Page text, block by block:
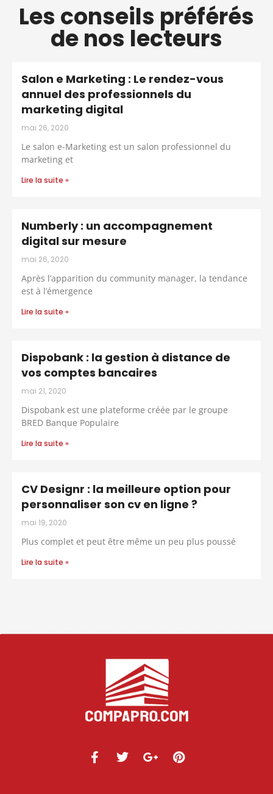
Les conseils préférés
de nos lecteurs
Salon e Marketing : Le rendez-vous
annuel des professionnels du
marketing digital
mai 26, 2020
Le salon e-Marketing est un salon professionnel du
marketing et
Lire la suite »
Numberly : un accompagnement
digital sur mesure
mai 26, 2020
Après l’apparition du community manager, la tendance
est à l’émergence
Lire la suite »
Dispobank : la gestion à distance de
vos comptes bancaires
mai 21, 2020
Dispobank est une plateforme créée par le groupe
BRED Banque Populaire
Lire la suite »
CV Designr : la meilleure option pour
personnaliser son cv en ligne ?
mai 19, 2020
Plus complet et peut être même un peu plus poussé
Lire la suite »